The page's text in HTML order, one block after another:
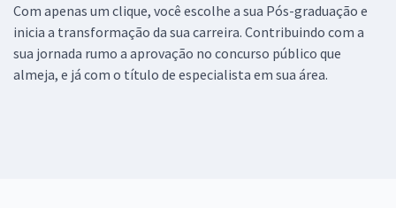
Com apenas um clique, você escolhe a sua Pós-graduação e
inicia a transformação da sua carreira. Contribuindo com a
sua jornada rumo a aprovação no concurso público que
almeja, e já com o título de especialista em sua área.